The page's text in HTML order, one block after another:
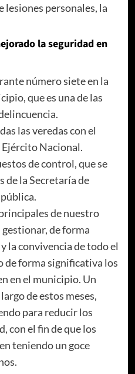
lesiones personales, la
la seguridad en
número siete en la
que es una de las
las veredas con el
Nacional.
de control, que se
de la Secretaría de
de nuestro
de forma
la convivencia de todo el
forma significativa los
en el municipio. Un
de estos meses,
para reducir los
con el fin de que los
teniendo un goce